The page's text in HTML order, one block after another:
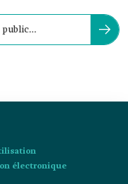
public
électronique